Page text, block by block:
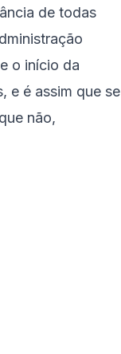
de todas
o início da
e é assim que se
não,